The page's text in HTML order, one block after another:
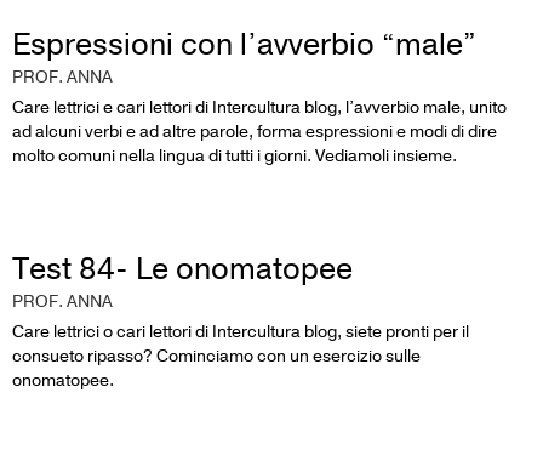
Espressioni con l’avverbio “male”
PROF. ANNA
Care lettrici e cari lettori di Intercultura blog, l’avverbio male, unito
ad alcuni verbi e ad altre parole, forma espressioni e modi di dire
molto comuni nella lingua di tutti i giorni. Vediamoli insieme.
Test 84- Le onomatopee
PROF. ANNA
Care lettrici o cari lettori di Intercultura blog, siete pronti per il
consueto ripasso? Cominciamo con un esercizio sulle
onomatopee.